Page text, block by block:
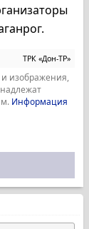
ТРК «Дон-ТР»
изображения,
Информация